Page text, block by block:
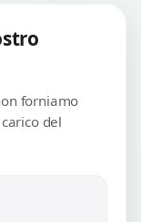
forniamo
del